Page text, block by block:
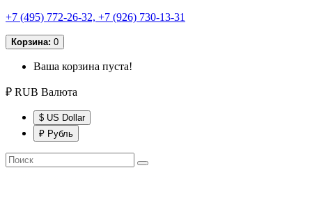
+7 (495) 772-26-32, +7 (926) 730-13-31
Корзина: 0
Ваша корзина пуста!
₽ RUB Валюта
$ US Dollar
₽ Рубль